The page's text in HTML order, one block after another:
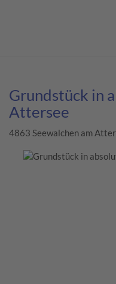
Grundstück in
Attersee
4863 Seewalchen am